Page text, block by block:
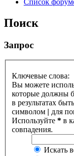
Поиск
Запрос
Ключевые слова:
Вы можете
которые должны
в результатах
символом | для
Используйте * в
совпадения.
Искать